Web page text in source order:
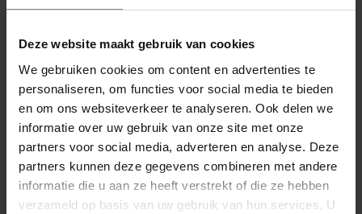
Deze website maakt gebruik van cookies
We gebruiken cookies om content en advertenties te
personaliseren, om functies voor social media te bieden
en om ons websiteverkeer te analyseren. Ook delen we
informatie over uw gebruik van onze site met onze
partners voor social media, adverteren en analyse. Deze
partners kunnen deze gegevens combineren met andere
informatie die u aan ze heeft verstrekt of die ze hebben
verzameld op basis van uw gebruik van hun services. U
BERG BIKY STANDAARD BERG